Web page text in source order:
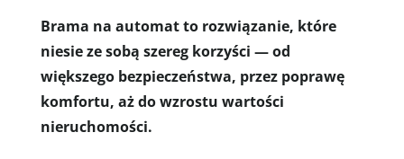
Brama na automat to rozwiązanie, które
niesie ze sobą szereg korzyści — od
większego bezpieczeństwa, przez poprawę
komfortu, aż do wzrostu wartości
nieruchomości.